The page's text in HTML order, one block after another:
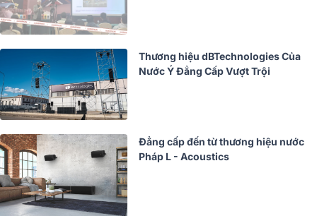
Thương hiệu dBTechnologies Của
Nước Ý Đẳng Cấp Vượt Trội
Đẳng cấp đến từ thương hiệu nước
Pháp L - Acoustics